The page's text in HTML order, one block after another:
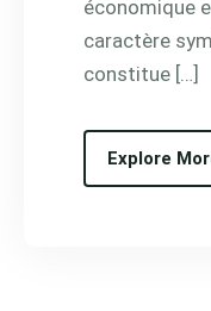
économique
caractère
constitue […]
Explore